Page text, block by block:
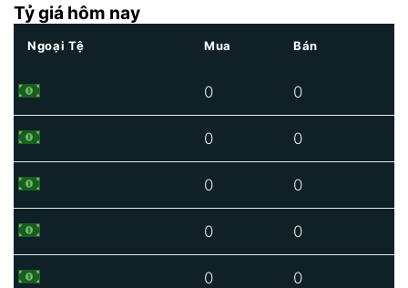
Tỷ giá hôm nay
Ngoại Tệ Mua Bán
0 0
0 0
0 0
0 0
0 0